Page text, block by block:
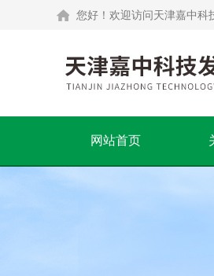
您好！欢迎访问天津嘉中科
网站首页